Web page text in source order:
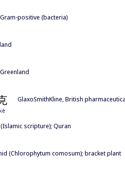
Gram-positive (bacteria)
Greenland
kè
GlaxoSmithKline, British
scripture); Quran
(Chlorophytum comosum); bracket plant